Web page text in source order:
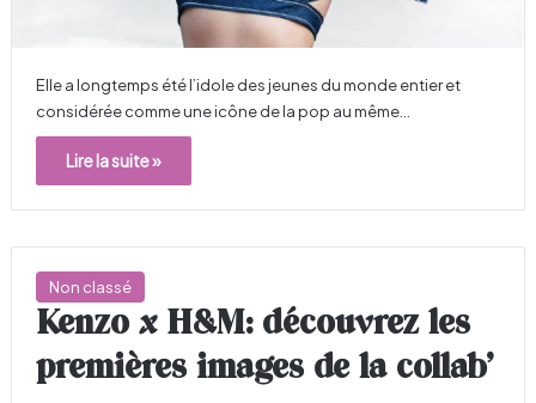
Elle a longtemps été l’idole des jeunes du monde entier et
considérée comme une icône de la pop au même…
Lire la suite »
Non classé
Kenzo x H&M: découvrez les
premières images de la collab’